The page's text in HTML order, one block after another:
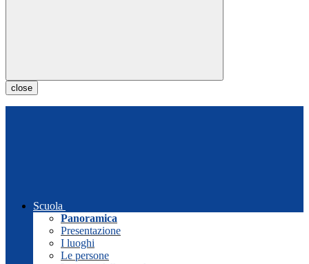
close
Scuola
Panoramica
Presentazione
I luoghi
Le persone